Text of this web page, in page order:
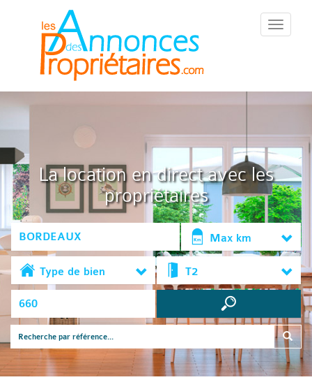
::Menu::
La location en direct avec les
propriétaires
Max km
Type de bien T2